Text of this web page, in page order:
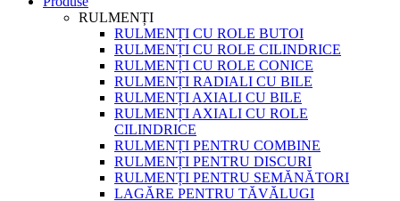
RULMENȚI
RULMENȚI CU ROLE BUTOI
RULMENȚI CU ROLE CILINDRICE
RULMENȚI CU ROLE CONICE
RULMENȚI RADIALI CU BILE
RULMENȚI AXIALI CU BILE
RULMENȚI AXIALI CU ROLE
CILINDRICE
RULMENȚI PENTRU COMBINE
RULMENȚI PENTRU DISCURI
RULMENȚI PENTRU SEMĂNĂTORI
LAGĂRE PENTRU TĂVĂLUGI